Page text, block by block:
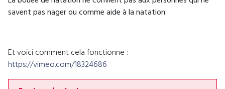
savent pas nager ou comme aide à la natation.
Et voici comment cela fonctionne :
https://vimeo.com/18324686